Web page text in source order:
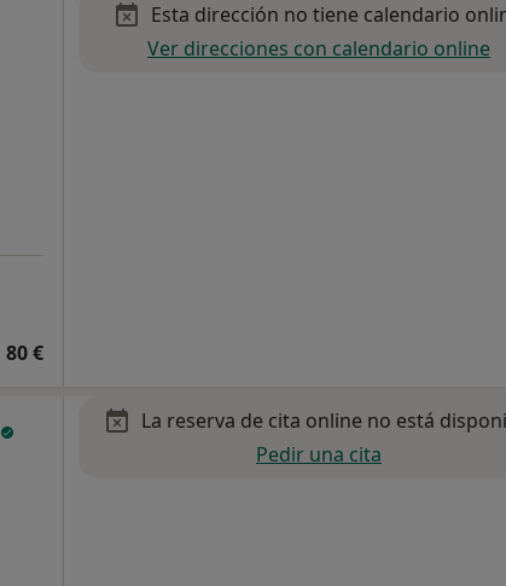
80 €
Esta dirección no tiene calendario
Ver direcciones con calendario online
La reserva de cita online no está
Pedir una cita